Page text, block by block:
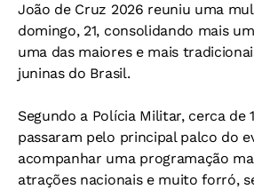
João de Cruz 2026 reuniu uma
domingo, 21, consolidando mais
uma das maiores e mais
juninas do Brasil.
Segundo a Polícia Militar, cerca de
passaram pelo principal palco do
acompanhar uma programação
atrações nacionais e muito forró,